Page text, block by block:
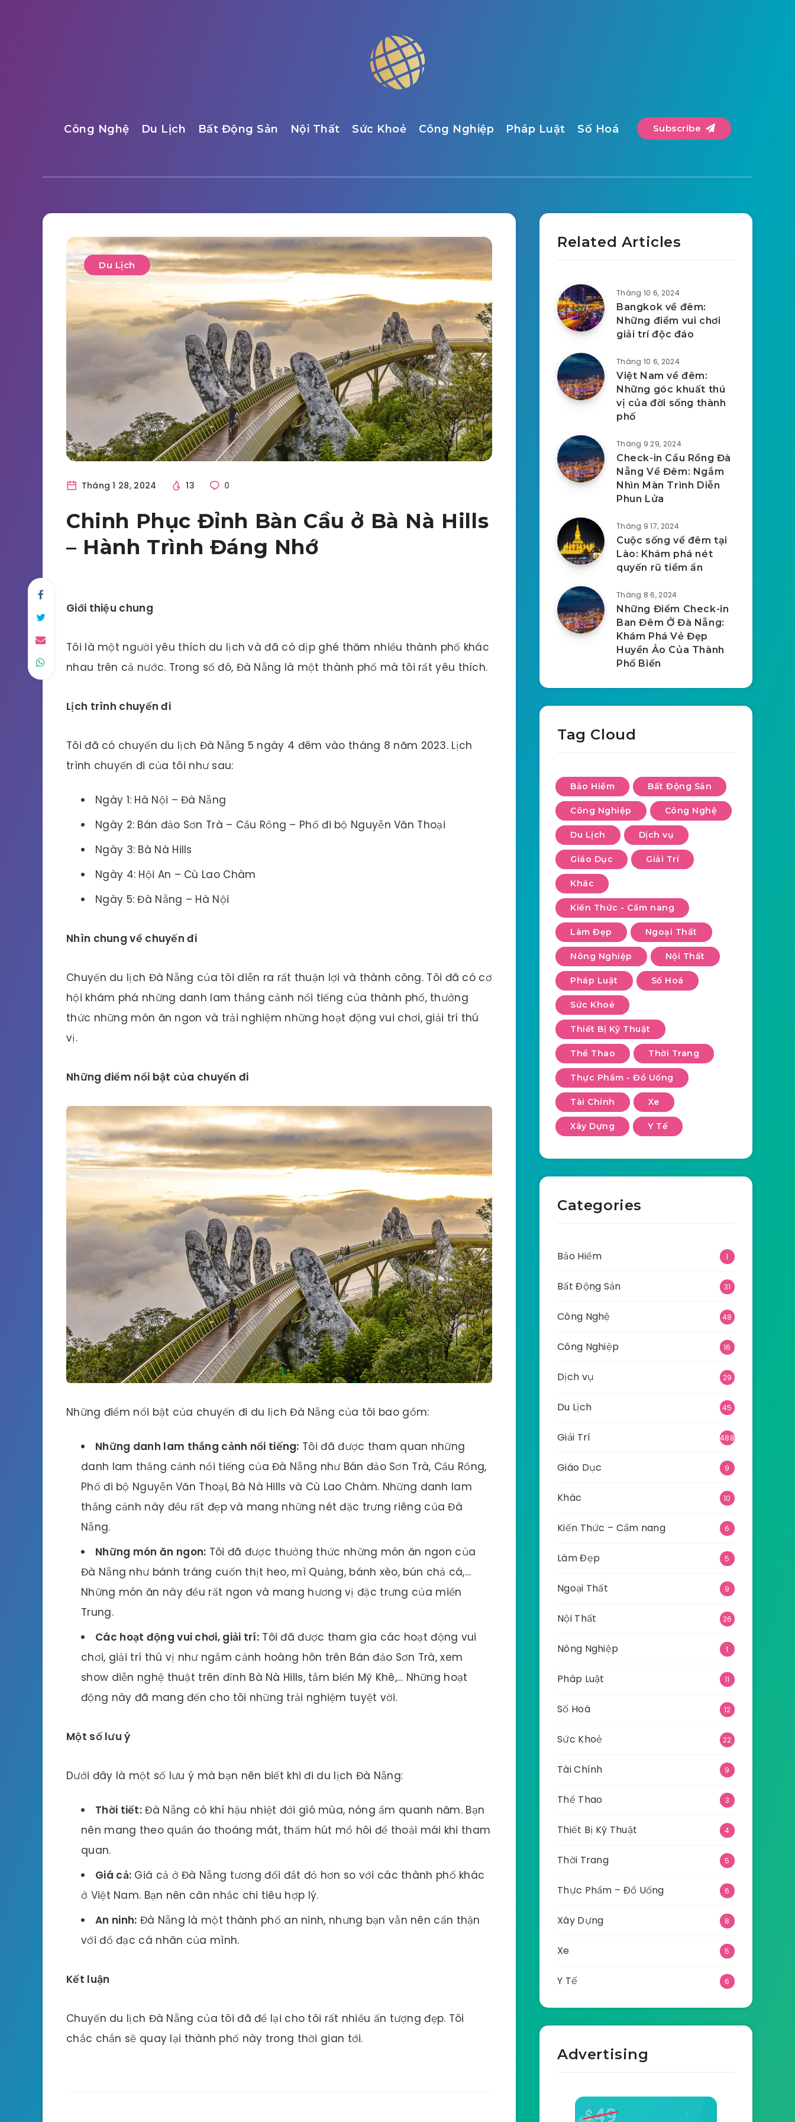
Công Nghệ Du Lịch Bất Động Sản Nội Thất Sức Khoẻ Công Nghiệp Pháp Luật Số Hoá Subscribe
Du Lịch
Tháng 1 28, 2024 13 0
Chinh Phục Đỉnh Bàn Cầu ở Bà Nà Hills
– Hành Trình Đáng Nhớ
Giới thiệu chung
Tôi là một người yêu thích du lịch và đã có dịp ghé thăm nhiều thành phố khác
nhau trên cả nước. Trong số đó, Đà Nẵng là một thành phố mà tôi rất yêu thích.
Lịch trình chuyến đi
Tôi đã có chuyến du lịch Đà Nẵng 5 ngày 4 đêm vào tháng 8 năm 2023. Lịch
trình chuyến đi của tôi như sau:
Ngày 1: Hà Nội – Đà Nẵng
Ngày 2: Bán đảo Sơn Trà – Cầu Rồng – Phố đi bộ Nguyễn Văn Thoại
Ngày 3: Bà Nà Hills
Ngày 4: Hội An – Cù Lao Chàm
Ngày 5: Đà Nẵng – Hà Nội
Nhìn chung về chuyến đi
Chuyến du lịch Đà Nẵng của tôi diễn ra rất thuận lợi và thành công. Tôi đã có cơ
hội khám phá những danh lam thắng cảnh nổi tiếng của thành phố, thưởng
thức những món ăn ngon và trải nghiệm những hoạt động vui chơi, giải trí thú
vị.
Những điểm nổi bật của chuyến đi
Những điểm nổi bật của chuyến đi du lịch Đà Nẵng của tôi bao gồm:
Những danh lam thắng cảnh nổi tiếng: Tôi đã được tham quan những
danh lam thắng cảnh nổi tiếng của Đà Nẵng như Bán đảo Sơn Trà, Cầu Rồng,
Phố đi bộ Nguyễn Văn Thoại, Bà Nà Hills và Cù Lao Chàm. Những danh lam
thắng cảnh này đều rất đẹp và mang những nét đặc trưng riêng của Đà
Nẵng.
Những món ăn ngon: Tôi đã được thưởng thức những món ăn ngon của
Đà Nẵng như bánh tráng cuốn thịt heo, mì Quảng, bánh xèo, bún chả cá,…
Những món ăn này đều rất ngon và mang hương vị đặc trưng của miền
Trung.
Các hoạt động vui chơi, giải trí:Tôi đã được tham gia các hoạt động vui
chơi, giải trí thú vị như ngắm cảnh hoàng hôn trên Bán đảo Sơn Trà, xem
show diễn nghệ thuật trên đỉnh Bà Nà Hills, tắm biển Mỹ Khê,… Những hoạt
động này đã mang đến cho tôi những trải nghiệm tuyệt vời.
Một số lưu ý
Dưới đây là một số lưu ý mà bạn nên biết khi đi du lịch Đà Nẵng:
Thời tiết: Đà Nẵng có khí hậu nhiệt đới gió mùa, nóng ẩm quanh năm. Bạn
nên mang theo quần áo thoáng mát, thấm hút mồ hôi để thoải mái khi tham
quan.
Giá cả: Giá cả ở Đà Nẵng tương đối đắt đỏ hơn so với các thành phố khác
ở Việt Nam. Bạn nên cân nhắc chi tiêu hợp lý.
An ninh: Đà Nẵng là một thành phố an ninh, nhưng bạn vẫn nên cẩn thận
với đồ đạc cá nhân của mình.
Kết luận
Chuyến du lịch Đà Nẵng của tôi đã để lại cho tôi rất nhiều ấn tượng đẹp. Tôi
chắc chắn sẽ quay lại thành phố này trong thời gian tới.
Related Articles
Tháng 10 6, 2024
Bangkok về đêm:
Những điểm vui chơi
giải trí độc đáo
Tháng 10 6, 2024
Việt Nam về đêm:
Những góc khuất thú
vị của đời sống thành
phố
Tháng 9 29, 2024
Check-in Cầu Rồng Đà
Nẵng Về Đêm: Ngắm
Nhìn Màn Trình Diễn
Phun Lửa
Tháng 9 17, 2024
Cuộc sống về đêm tại
Lào: Khám phá nét
quyến rũ tiềm ẩn
Tháng 8 6, 2024
Những Điểm Check-in
Ban Đêm Ở Đà Nẵng:
Khám Phá Vẻ Đẹp
Huyền Ảo Của Thành
Phố Biển
Tag Cloud
Bảo Hiểm Bất Động Sản
Công Nghiệp Công Nghệ
Du Lịch Dịch vụ
Giáo Dục Giải Trí
Khác
Kiến Thức - Cẩm nang
Làm Đẹp Ngoại Thất
Nông Nghiệp Nội Thất
Pháp Luật Số Hoá
Sức Khoẻ
Thiết Bị Kỹ Thuật
Thể Thao Thời Trang
Thực Phẩm - Đồ Uống
Tài Chính Xe
Xây Dựng Y Tế
Categories
Bảo Hiểm 1
Bất Động Sản 31
Công Nghệ 48
Công Nghiệp 16
Dịch vụ 29
Du Lịch 45
Giải Trí 488
Giáo Dục 9
Khác 10
Kiến Thức – Cẩm nang 6
Làm Đẹp 5
Ngoại Thất 9
Nội Thất 26
Nông Nghiệp 1
Pháp Luật 11
Số Hoá 12
Sức Khoẻ 22
Tài Chính 9
Thể Thao 3
Thiết Bị Kỹ Thuật 4
Thời Trang 5
Thực Phẩm – Đồ Uống 6
Xây Dựng 8
Xe 5
Y Tế 6
Advertising